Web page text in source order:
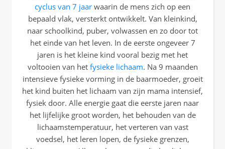
cyclus van 7 jaar waarin de mens zich op een
bepaald vlak, versterkt ontwikkelt. Van kleinkind,
naar schoolkind, puber, volwassen en zo door tot
het einde van het leven. In de eerste ongeveer 7
jaren is het kleine kind vooral bezig met het
voltooien van het fysieke lichaam. Na 9 maanden
intensieve fysieke vorming in de baarmoeder, groeit
het kind buiten het lichaam van zijn mama intensief,
fysiek door. Alle energie gaat die eerste jaren naar
het lijfelijke groot worden, het behouden van de
lichaamstemperatuur, het verteren van vast
voedsel, het leren lopen, de fysieke grenzen,